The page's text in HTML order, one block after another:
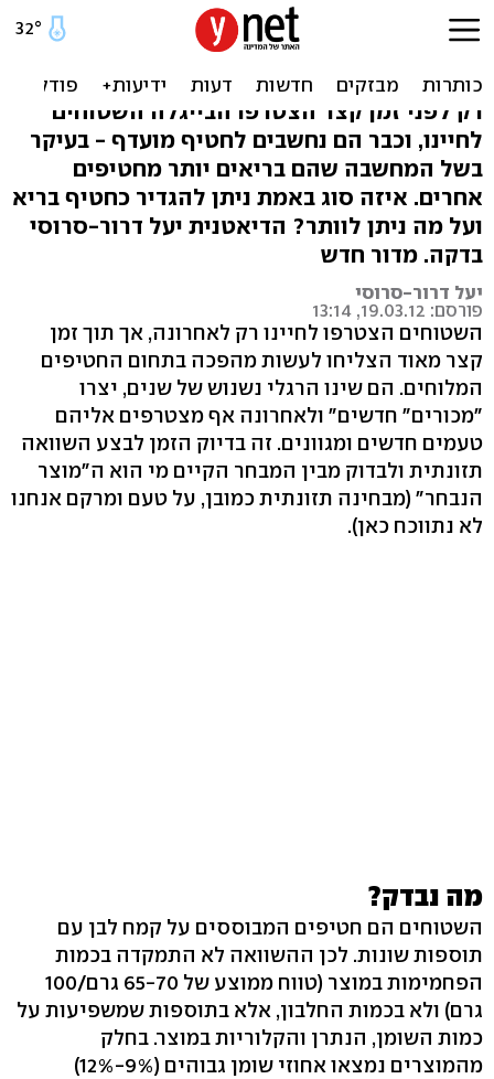
איזה בייגלה שטוח הכי בריא?
בדיקה של דיאטנית
רק לפני זמן קצר הצטרפו הבייגלה השטוחים
לחיינו, וכבר הם נחשבים לחטיף מועדף - בעיקר
בשל המחשבה שהם בריאים יותר מחטיפים
אחרים. איזה סוג באמת ניתן להגדיר כחטיף בריא
ועל מה ניתן לוותר? הדיאטנית יעל דרור-סרוסי
בדקה. מדור חדש
יעל דרור-סרוסי
פורסם: 19.03.12, 13:14
השטוחים הצטרפו לחיינו רק לאחרונה, אך תוך זמן
קצר מאוד הצליחו לעשות מהפכה בתחום החטיפים
המלוחים. הם שינו הרגלי נשנוש של שנים, יצרו
"מכורים" חדשים" ולאחרונה אף מצטרפים אליהם
טעמים חדשים ומגוונים. זה בדיוק הזמן לבצע השוואה
תזונתית ולבדוק מבין המבחר הקיים מי הוא ה"מוצר
הנבחר" (מבחינה תזונתית כמובן, על טעם ומרקם אנחנו
לא נתווכח כאן).
מה נבדק?
השטוחים הם חטיפים המבוססים על קמח לבן עם
תוספות שונות. לכן ההשוואה לא התמקדה בכמות
הפחמימות במוצר (טווח ממוצע של 65-70 גרם/100
גרם) ולא בכמות החלבון, אלא בתוספות שמשפיעות על
כמות השומן, הנתרן והקלוריות במוצר. בחלק
מהמוצרים נמצאו אחוזי שומן גבוהים (9%-12%)